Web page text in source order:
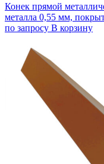
Конек прямой
металла 0,55 мм,
по запросу В корзину